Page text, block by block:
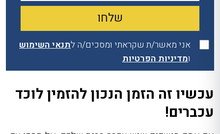
אני מאשר/ת שקראתי ומסכים/ה לתנאי השימוש
ומדיניות הפרטיות
עכשיו זה הזמן הנכון להזמין לוכד
עכברים!